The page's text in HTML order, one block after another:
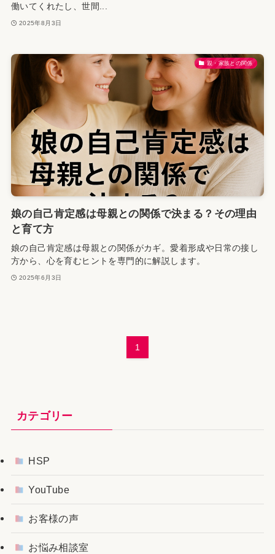
働いてくれたし、世間...
2025年8月3日
親・家族との関係
娘の自己肯定感は母親との関係で決まる？その理由
と育て方
娘の自己肯定感は母親との関係がカギ。愛着形成や日常の接し
方から、心を育むヒントを専門的に解説します。
2025年6月3日
1
カテゴリー
HSP
YouTube
お客様の声
お悩み相談室